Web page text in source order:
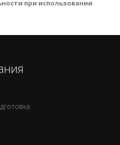
при использовании